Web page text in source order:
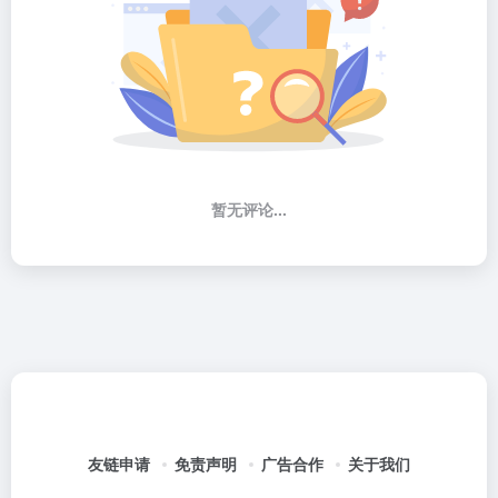
暂无评论...
友链申请 免责声明 广告合作 关于我们